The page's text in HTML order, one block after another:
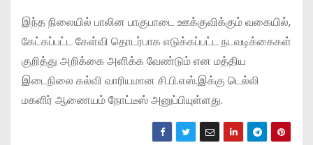
இந்த நிலையில் பாலின பாகுபாடை ஊக்குவிக்கும் வகையில்,
கேட்கப்பட்ட கேள்வி தொடர்பாக எடுக்கப்பட்ட நடவடிக்கைகள்
குறித்து அறிக்கை அளிக்க வேண்டும் என மத்திய
இடைநிலை கல்வி வாரியமான சி.பி.எஸ்.இக்கு டெல்லி
மகளிர் ஆணையம் நோட்டீஸ் அனுப்பியுள்ளது.